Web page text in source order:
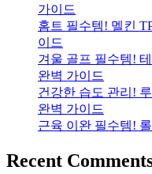
가이드
홈트 필수템! 멜킨
이드
겨울 골프 필수템!
완벽 가이드
건강한 습도 관리!
완벽 가이드
근육 이완 필수템!
Recent